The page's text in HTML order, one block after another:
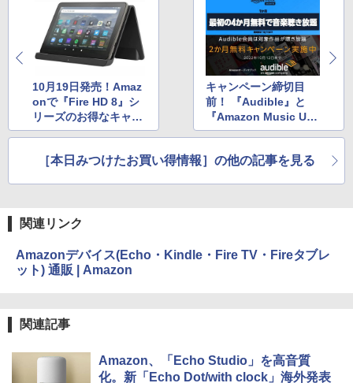
10月19日発売！Amaz
onで『Fire HD 8』シ
リーズのお得なキャン
ペーン
キャンペーン締切目
前！ 『Audible』と
『Amazon Music Unli
mited』が無料で使え
［本日みつけたお買い得情報］の他の記事を見る
関連リンク
Amazonデバイス(Echo・Kindle・Fire TV・Fireタブレ
ット) 通販 | Amazon
関連記事
Amazon、「Echo Studio」を高音質
化。新「Echo Dot/with clock」海外発表